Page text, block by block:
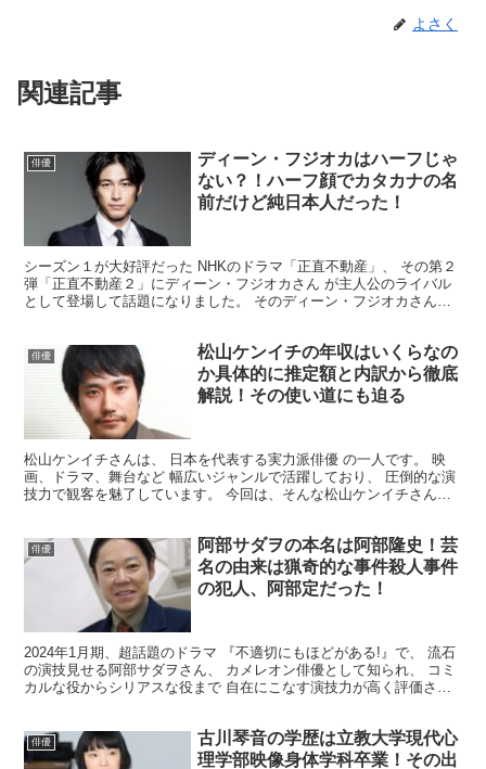
よさく
関連記事
俳優
ディーン・フジオカはハーフじゃ
ない？！ハーフ顔でカタカナの名
前だけど純日本人だった！
シーズン１が大好評だった NHKのドラマ「正直不動産」、 その第２
弾「正直不動産２」にディーン・フジオカさん が主人公のライバル
として登場して話題になりました。 そのディーン・フジオカさん、
俳優
松山ケンイチの年収はいくらなの
か具体的に推定額と内訳から徹底
解説！その使い道にも迫る
松山ケンイチさんは、 日本を代表する実力派俳優 の一人です。 映
画、ドラマ、舞台など 幅広いジャンルで活躍しており、 圧倒的な演
技力で観客を魅了しています。 今回は、そんな松山ケンイチさんの
俳優
阿部サダヲの本名は阿部隆史！芸
名の由来は猟奇的な事件殺人事件
の犯人、阿部定だった！
2024年1月期、超話題のドラマ 『不適切にもほどがある!』で、 流石
の演技見せる阿部サダヲさん、 カメレオン俳優として知られ、 コミ
カルな役からシリアスな役まで 自在にこなす演技力が高く評価され
俳優
古川琴音の学歴は立教大学現代心
理学部映像身体学科卒業！その出